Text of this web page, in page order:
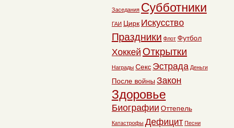
Заседания Субботники
ГАИ Цирк Искусство
Праздники Флот Футбол
Хоккей Открытки
Награды Секс Эстрада Деньги
После войны Закон
Здоровье
Биографии Оттепель
Катастрофы Дефицит Песни